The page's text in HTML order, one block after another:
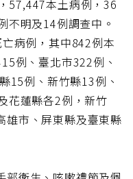
57,447本土病例，36
不明及14例調查中。
病例，其中842例本
例、臺北市322例、
15例、新竹縣13例、
花蓮縣各2例，新竹
雄市、屏東縣及臺東縣